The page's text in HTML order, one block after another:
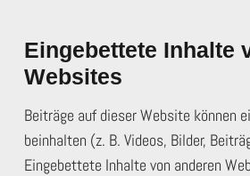
Eingebettete Inhalte
Websites
Beiträge auf dieser Website können
beinhalten (z. B. Videos, Bilder,
Eingebettete Inhalte von anderen